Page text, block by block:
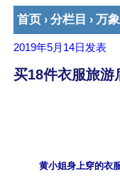
首页 › 分栏目 › 万象
2019年5月14日 发表
买18件衣服旅游